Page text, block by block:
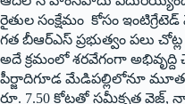
రైతుల సంక్షేమం కోసం
గత బీఆర్‌ఎస్‌ ‌ప్రభుత్వం పలు
అదే క్రమంలో శరవేగంగా అభివృద్ది
పీర్జాదిగూడ మేడిపల్లిలోనూ
రూ. 7.50 కోట్లతో సమీకృత